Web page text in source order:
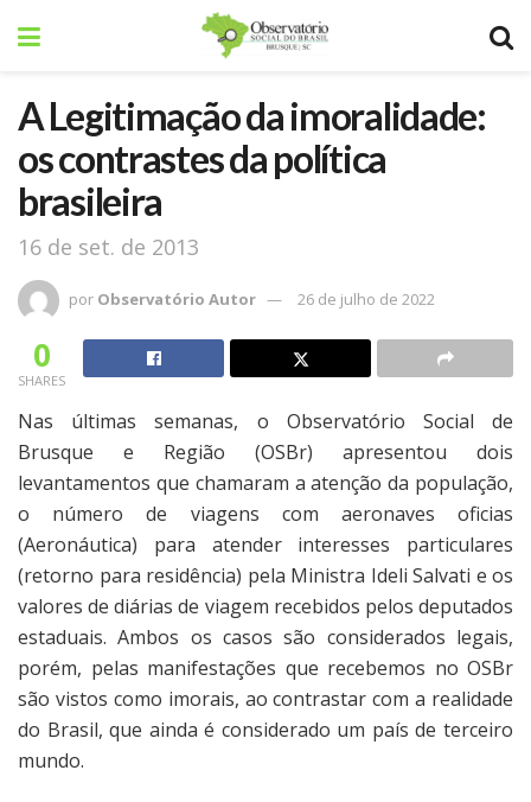
A Legitimação da imoralidade:
os contrastes da política
brasileira
16 de set. de 2013
por Observatório Autor 26 de julho de 2022
0
SHARES
Nas últimas semanas, o Observatório Social de
Brusque e Região (OSBr) apresentou dois
levantamentos que chamaram a atenção da população,
o número de viagens com aeronaves oficias
(Aeronáutica) para atender interesses particulares
(retorno para residência) pela Ministra Ideli Salvati e os
valores de diárias de viagem recebidos pelos deputados
estaduais. Ambos os casos são considerados legais,
porém, pelas manifestações que recebemos no OSBr
são vistos como imorais, ao contrastar com a realidade
do Brasil, que ainda é considerado um país de terceiro
mundo.